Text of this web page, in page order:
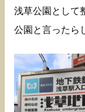
浅草公園として
公園と言ったら